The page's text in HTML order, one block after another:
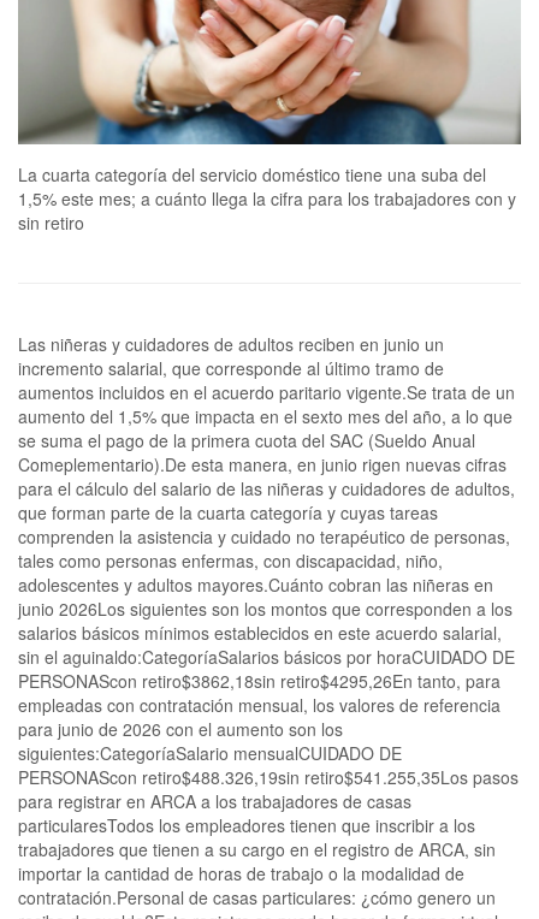
La cuarta categoría del servicio doméstico tiene una suba del
1,5% este mes; a cuánto llega la cifra para los trabajadores con y
sin retiro
Las niñeras y cuidadores de adultos reciben en junio un
incremento salarial, que corresponde al último tramo de
aumentos incluidos en el acuerdo paritario vigente.Se trata de un
aumento del 1,5% que impacta en el sexto mes del año, a lo que
se suma el pago de la primera cuota del SAC (Sueldo Anual
Comeplementario).De esta manera, en junio rigen nuevas cifras
para el cálculo del salario de las niñeras y cuidadores de adultos,
que forman parte de la cuarta categoría y cuyas tareas
comprenden la asistencia y cuidado no terapéutico de personas,
tales como personas enfermas, con discapacidad, niño,
adolescentes y adultos mayores.Cuánto cobran las niñeras en
junio 2026Los siguientes son los montos que corresponden a los
salarios básicos mínimos establecidos en este acuerdo salarial,
sin el aguinaldo:CategoríaSalarios básicos por horaCUIDADO DE
PERSONAScon retiro$3862,18sin retiro$4295,26En tanto, para
empleadas con contratación mensual, los valores de referencia
para junio de 2026 con el aumento son los
siguientes:CategoríaSalario mensualCUIDADO DE
PERSONAScon retiro$488.326,19sin retiro$541.255,35Los pasos
para registrar en ARCA a los trabajadores de casas
particularesTodos los empleadores tienen que inscribir a los
trabajadores que tienen a su cargo en el registro de ARCA, sin
importar la cantidad de horas de trabajo o la modalidad de
contratación.Personal de casas particulares: ¿cómo genero un